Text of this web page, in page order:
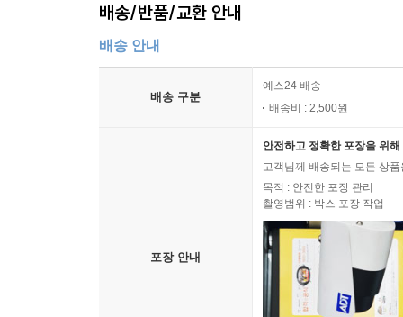
배송/반품/교환 안내
배송 안내
배송 구분
예스24 배송
배송비 : 2,500원
포장 안내
안전하고 정확한 포장을 위
고객님께 배송되는 모든 상
목적 : 안전한 포장 관리
촬영범위 : 박스 포장 작업